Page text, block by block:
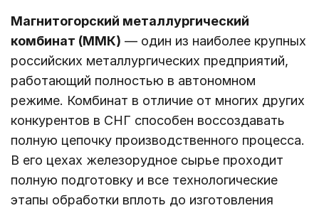
Магнитогорский металлургический
комбинат (ММК) — один из наиболее крупных
российских металлургических предприятий,
работающий полностью в автономном
режиме. Комбинат в отличие от многих других
конкурентов в СНГ способен воссоздавать
полную цепочку производственного процесса.
В его цехах железорудное сырье проходит
полную подготовку и все технологические
этапы обработки вплоть до изготовления